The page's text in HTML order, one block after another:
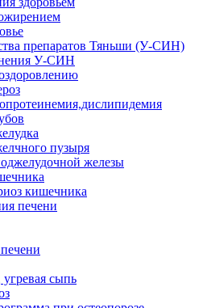
препаратов Тяньши (У-СИН)
У-СИН
пузыря
железы
кишечника
печени
сыпь